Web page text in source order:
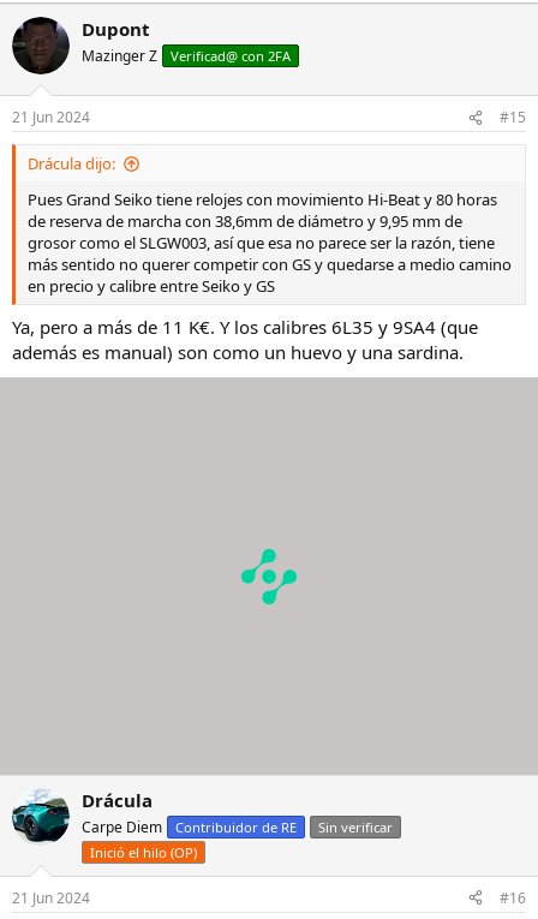
a
c
c
o
n
e
Dupont
Mazinger Z Verificad@ con 2FA
21 Jun 2024 #15
Drácula dijo:
Pues Grand Seiko tiene relojes con movimiento Hi-Beat y 80 horas
de reserva de marcha con 38,6mm de diámetro y 9,95 mm de
grosor como el SLGW003, así que esa no parece ser la razón, tiene
más sentido no querer competir con GS y quedarse a medio camino
en precio y calibre entre Seiko y GS
Ya, pero a más de 11 K€. Y los calibres 6L35 y 9SA4 (que
además es manual) son como un huevo y una sardina.
Drácula
Carpe Diem Contribuidor de RE
Sin verificar
Inició el hilo (OP)
21 Jun 2024 #16